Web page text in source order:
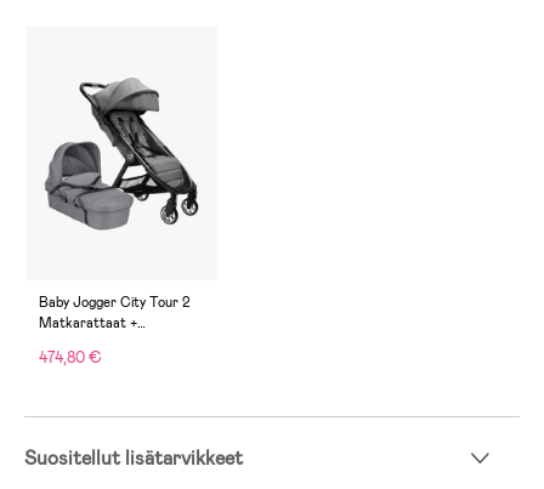
Baby Jogger City Tour 2
Matkarattaat +
Grey/Slate
474,80 €
Suositellut lisätarvikkeet